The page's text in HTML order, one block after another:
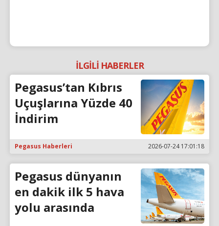
İLGİLİ HABERLER
Pegasus’tan Kıbrıs
Uçuşlarına Yüzde 40
İndirim
Pegasus Haberleri 2026-07-24 17:01:18
Pegasus dünyanın
en dakik ilk 5 hava
yolu arasında